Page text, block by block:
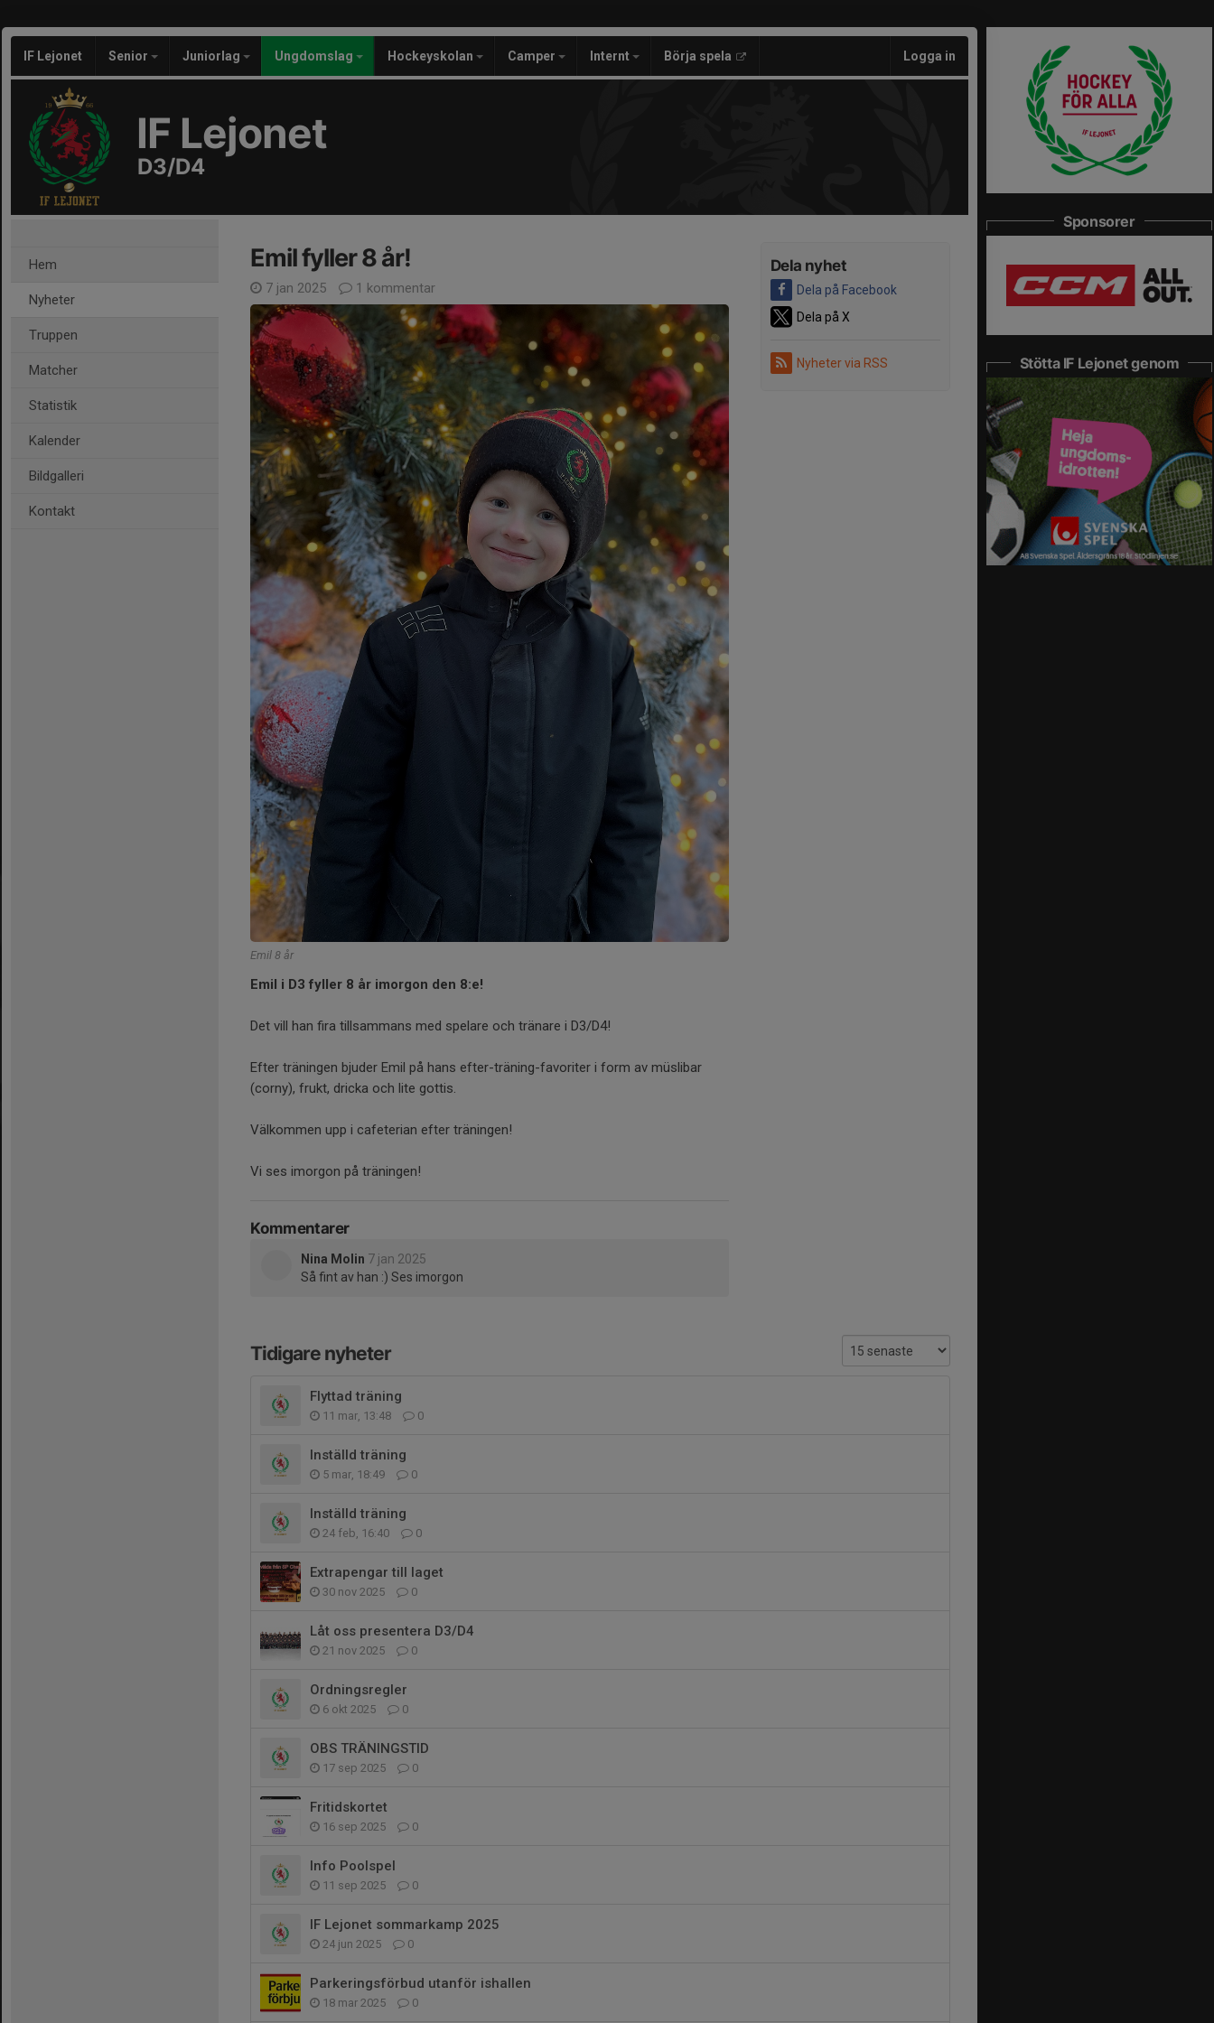
IF Lejonet Senior Juniorlag Ungdomslag Hockeyskolan Camper Internt Börja spela Logga in
IF Lejonet
D3/D4
Hem
Nyheter
Truppen
Matcher
Statistik
Kalender
Bildgalleri
Kontakt
Dela nyhet
Dela på Facebook
Dela på X
Nyheter via RSS
Emil fyller 8 år!
7 jan 2025 1 kommentar
Emil 8 år
Emil i D3 fyller 8 år imorgon den 8:e!
Det vill han fira tillsammans med spelare och tränare i D3/D4!
Efter träningen bjuder Emil på hans efter-träning-favoriter i form av müslibar
(corny), frukt, dricka och lite gottis.
Välkommen upp i cafeterian efter träningen!
Vi ses imorgon på träningen!
Kommentarer
Nina Molin 7 jan 2025
Så fint av han :) Ses imorgon
Tidigare nyheter
Flyttad träning
11 mar, 13:48 0
Inställd träning
5 mar, 18:49 0
Inställd träning
24 feb, 16:40 0
Extrapengar till laget
30 nov 2025 0
Låt oss presentera D3/D4
21 nov 2025 0
Ordningsregler
6 okt 2025 0
OBS TRÄNINGSTID
17 sep 2025 0
Fritidskortet
16 sep 2025 0
Info Poolspel
11 sep 2025 0
IF Lejonet sommarkamp 2025
24 jun 2025 0
Parkeringsförbud utanför ishallen
18 mar 2025 0
Sponsorer
Stötta IF Lejonet genom